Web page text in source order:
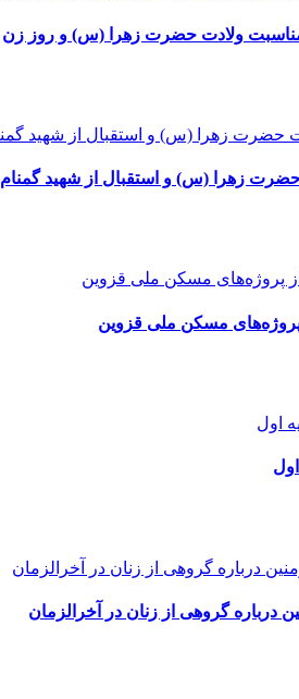
‌مناسبت ولادت حضرت زهرا (س) و روز زن
زهرا (س) و استقبال از شهید گمنام
پروژه‌های مسکن ملی قزوین
درباره گروهی از زنان در آخرالزمان